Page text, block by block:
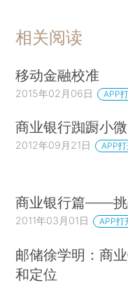
相关阅读
移动金融校准
2015年02月06日 APP
商业银行踟蹰小
2012年09月21日 APP
商业银行篇——挑
2011年03月01日 APP打
邮储徐学明：商
和定位